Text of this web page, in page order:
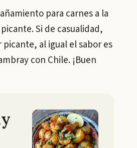
para carnes a la
Si de casualidad,
al igual el sabor es
con Chile. ¡Buen